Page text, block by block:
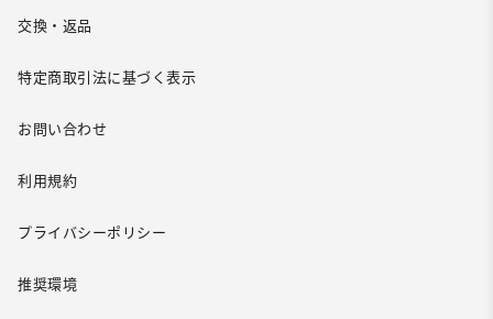
交換・返品
特定商取引法に基づく表示
お問い合わせ
利用規約
プライバシーポリシー
推奨環境